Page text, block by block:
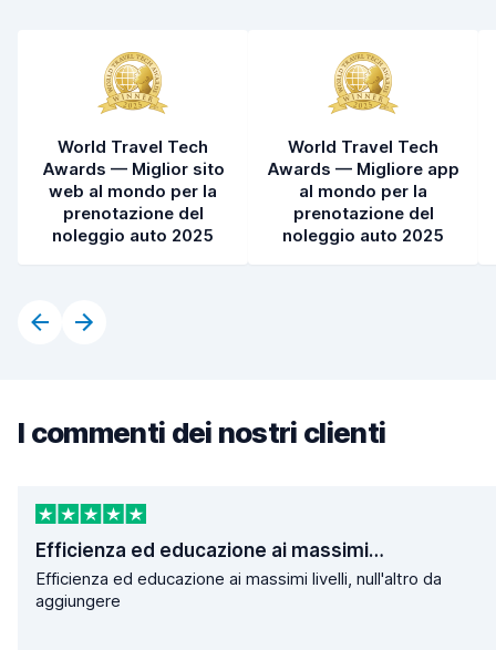
World Travel Tech
Awards — Miglior sito
web al mondo per la
prenotazione del
noleggio auto 2025
World Travel Tech
Awards — Migliore app
al mondo per la
prenotazione del
noleggio auto 2025
I commenti dei nostri clienti
Efficienza ed educazione ai massimi…
Efficienza ed educazione ai massimi livelli, null'altro da
aggiungere